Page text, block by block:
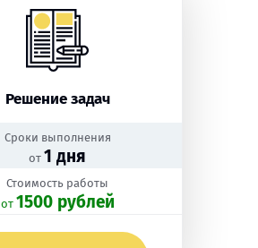
Решение задач
Сроки выполнения
от 1 дня
Стоимость работы
oт 1500 рублей